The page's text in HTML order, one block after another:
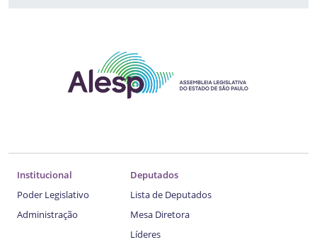
Institucional
Poder Legislativo
Administração
Deputados
Lista de Deputados
Mesa Diretora
Líderes